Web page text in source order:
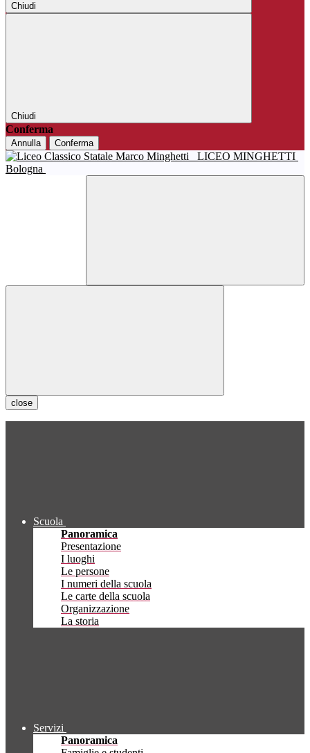
Chiudi
Chiudi
Conferma
Annulla Conferma
LICEO MINGHETTI
Bologna
close
Scuola
Panoramica
Presentazione
I luoghi
Le persone
I numeri della scuola
Le carte della scuola
Organizzazione
La storia
Servizi
Panoramica